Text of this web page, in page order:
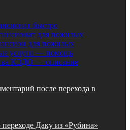
быстро
для пожилых
для пожилых
услуги — помощь
КЭДО — описание
после перехода в
Даку из «Рубина»